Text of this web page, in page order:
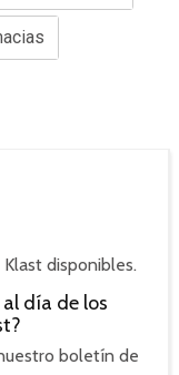
disponibles.
día de los
boletín de